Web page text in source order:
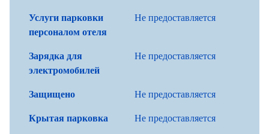
Услуги парковки
персоналом отеля
Не предоставляется
Зарядка для
электромобилей
Не предоставляется
Защищено
Не предоставляется
Крытая парковка
Не предоставляется